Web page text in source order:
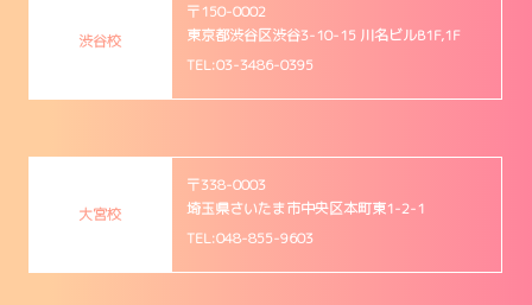
渋谷校
〒150-0002
東京都渋谷区渋谷3-10-15 川名ビルB1F,1F
TEL:03-3486-0395
大宮校
〒338-0003
埼玉県さいたま市中央区本町東1-2-1
TEL:048-855-9603